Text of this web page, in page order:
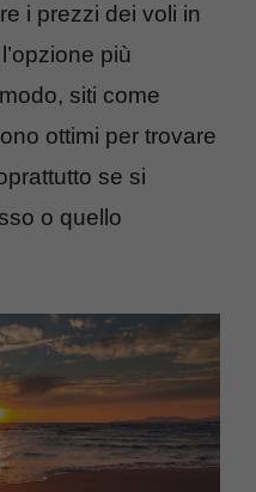
i prezzi dei voli in
più
siti come
ottimi per trovare
se si
o quello